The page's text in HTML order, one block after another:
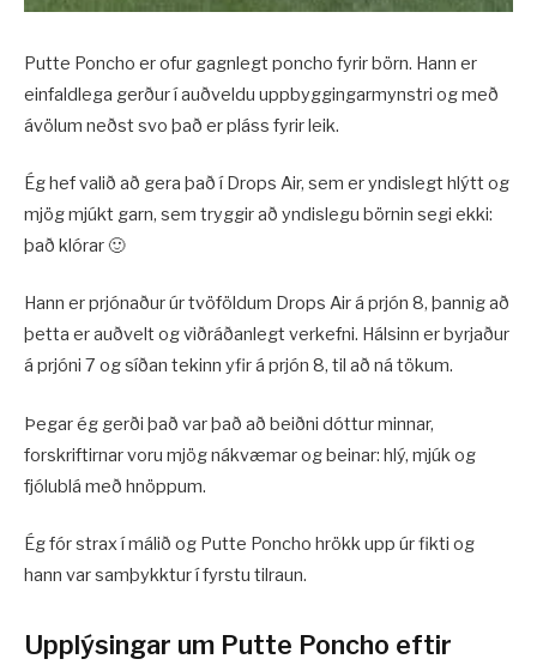
Putte Poncho er ofur gagnlegt poncho fyrir börn. Hann er
einfaldlega gerður í auðveldu uppbyggingarmynstri og með
ávölum neðst svo það er pláss fyrir leik.
Ég hef valið að gera það í Drops Air, sem er yndislegt hlýtt og
mjög mjúkt garn, sem tryggir að yndislegu börnin segi ekki:
það klórar 🙂
Hann er prjónaður úr tvöföldum Drops Air á prjón 8, þannig að
þetta er auðvelt og viðráðanlegt verkefni. Hálsinn er byrjaður
á prjóni 7 og síðan tekinn yfir á prjón 8, til að ná tökum.
Þegar ég gerði það var það að beiðni dóttur minnar,
forskriftirnar voru mjög nákvæmar og beinar: hlý, mjúk og
fjólublá með hnöppum.
Ég fór strax í málið og Putte Poncho hrökk upp úr fikti og
hann var samþykktur í fyrstu tilraun.
Upplýsingar um Putte Poncho eftir